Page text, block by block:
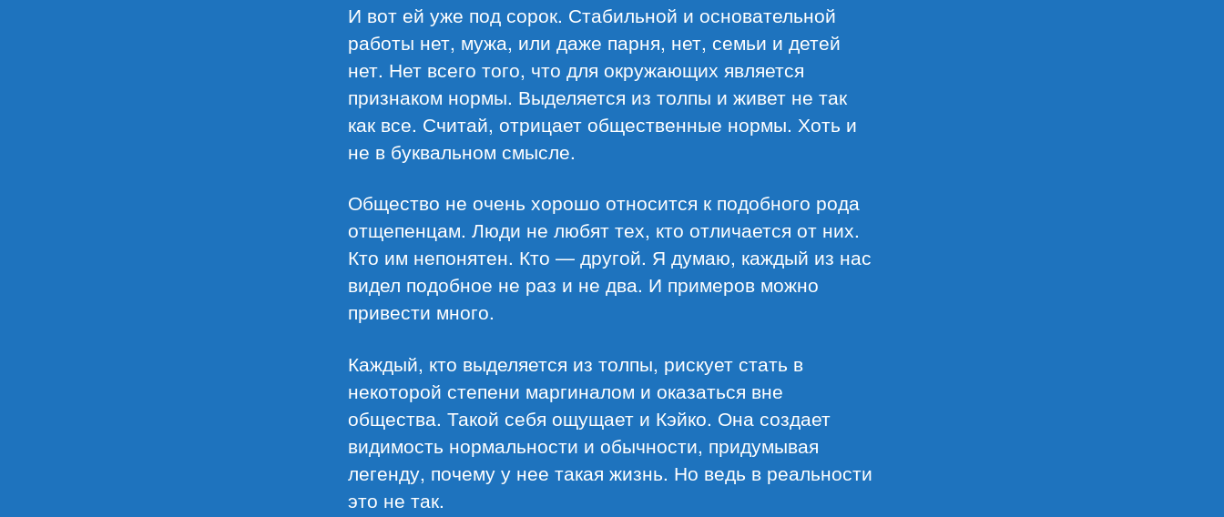
И вот ей уже под сорок. Стабильной и основательной
работы нет, мужа, или даже парня, нет, семьи и детей
нет. Нет всего того, что для окружающих является
признаком нормы. Выделяется из толпы и живет не так
как все. Считай, отрицает общественные нормы. Хоть и
не в буквальном смысле.
Общество не очень хорошо относится к подобного рода
отщепенцам. Люди не любят тех, кто отличается от них.
Кто им непонятен. Кто — другой. Я думаю, каждый из нас
видел подобное не раз и не два. И примеров можно
привести много.
Каждый, кто выделяется из толпы, рискует стать в
некоторой степени маргиналом и оказаться вне
общества. Такой себя ощущает и Кэйко. Она создает
видимость нормальности и обычности, придумывая
легенду, почему у нее такая жизнь. Но ведь в реальности
это не так.